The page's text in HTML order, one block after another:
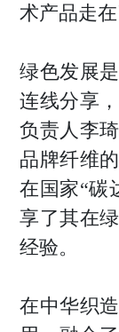
术产品走
绿色发展
连线分享
负责人李
品牌纤维
在国家“碳
享了其在
经验。
在中华织